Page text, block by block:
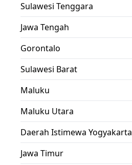
Sulawesi Tenggara
Jawa Tengah
Gorontalo
Sulawesi Barat
Maluku
Maluku Utara
Daerah Istimewa Yogyakarta
Jawa Timur